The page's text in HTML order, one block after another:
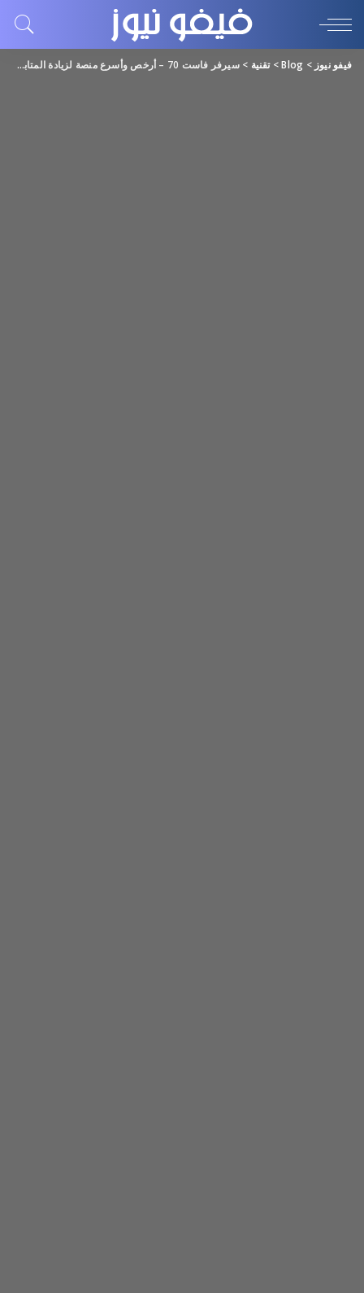
فيفو نيوز >
Blog
>تقنية >سيرفر فاست 70 – أرخص وأسرع منصة لزيادة المتابعين